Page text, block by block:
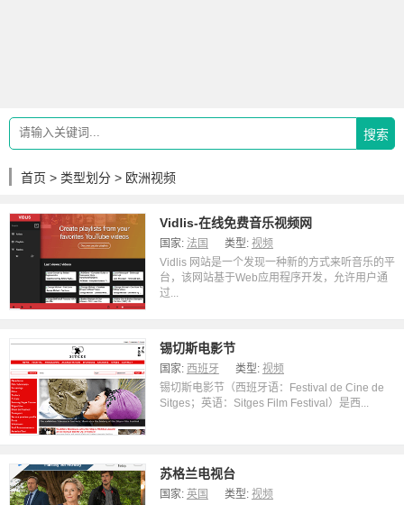
搜索
首页 > 类型划分 > 欧洲视频
Vidlis-在线免费音乐视频网
国家: 法国 类型: 视频
Vidlis 网站是一个发现一种新的方式来听音乐的平
台，该网站基于Web应用程序开发，允许用户通
过...
锡切斯电影节
国家: 西班牙 类型: 视频
锡切斯电影节（西班牙语：Festival de Cine de
Sitges；英语：Sitges Film Festival）是西...
苏格兰电视台
国家: 英国 类型: 视频